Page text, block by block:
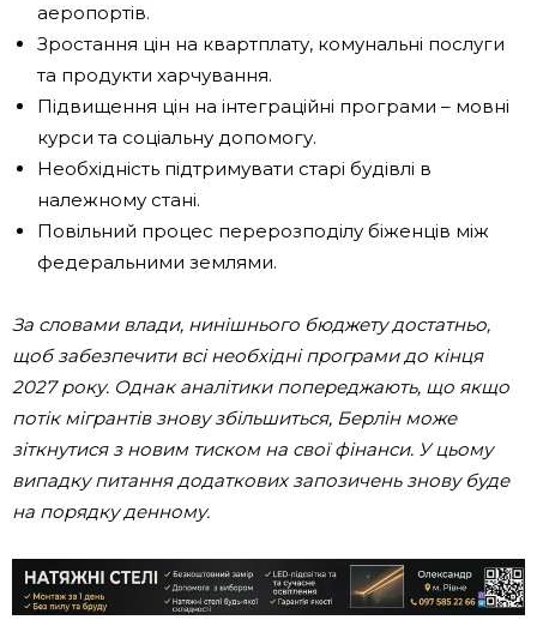
аеропортів.
Зростання цін на квартплату, комунальні послуги
та продукти харчування.
Підвищення цін на інтеграційні програми – мовні
курси та соціальну допомогу.
Необхідність підтримувати старі будівлі в
належному стані.
Повільний процес перерозподілу біженців між
федеральними землями.
За словами влади, нинішнього бюджету достатньо,
щоб забезпечити всі необхідні програми до кінця
2027 року. Однак аналітики попереджають, що якщо
потік мігрантів знову збільшиться, Берлін може
зіткнутися з новим тиском на свої фінанси. У цьому
випадку питання додаткових запозичень знову буде
на порядку денному.